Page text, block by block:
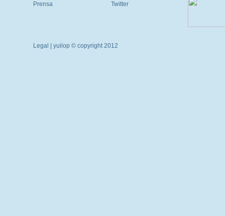
Prensa
Twitter
Legal | yuilop © copyright 2012